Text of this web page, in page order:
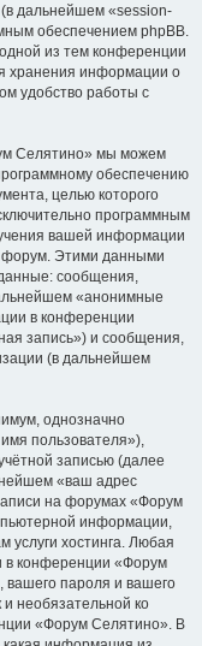
дальнейшем «session-
обеспечением phpBB.
из тем конференции
хранения информации о
удобство работы с
Селятино» мы можем
обеспечению
целью которого
программным
вашей информации
форум. Этими данными
сообщения,
«анонимные
в конференции
запись») и сообщения,
(в дальнейшем
однозначно
пользователя»),
записью (далее
«ваш адрес
на форумах «Форум
информации,
хостинга. Любая
в конференции «Форум
вашего пароля и вашего
необязательной ко
«Форум Селятино». В